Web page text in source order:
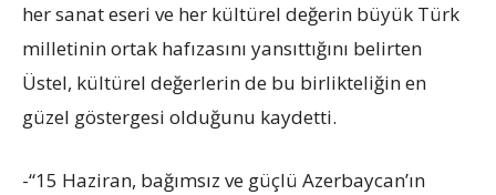
her sanat eseri ve her kültürel değerin büyük Türk
milletinin ortak hafızasını yansıttığını belirten
Üstel, kültürel değerlerin de bu birlikteliğin en
güzel göstergesi olduğunu kaydetti.
-“15 Haziran, bağımsız ve güçlü Azerbaycan’ın